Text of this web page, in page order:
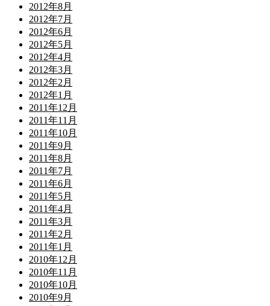
2012年8月
2012年7月
2012年6月
2012年5月
2012年4月
2012年3月
2012年2月
2012年1月
2011年12月
2011年11月
2011年10月
2011年9月
2011年8月
2011年7月
2011年6月
2011年5月
2011年4月
2011年3月
2011年2月
2011年1月
2010年12月
2010年11月
2010年10月
2010年9月